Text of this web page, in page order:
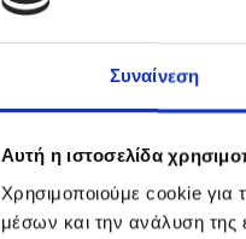
Συναίνεση
Αυτή η ιστοσελίδα
Χρησιμοποιούμε cookie για
μέσων και την ανάλυση της